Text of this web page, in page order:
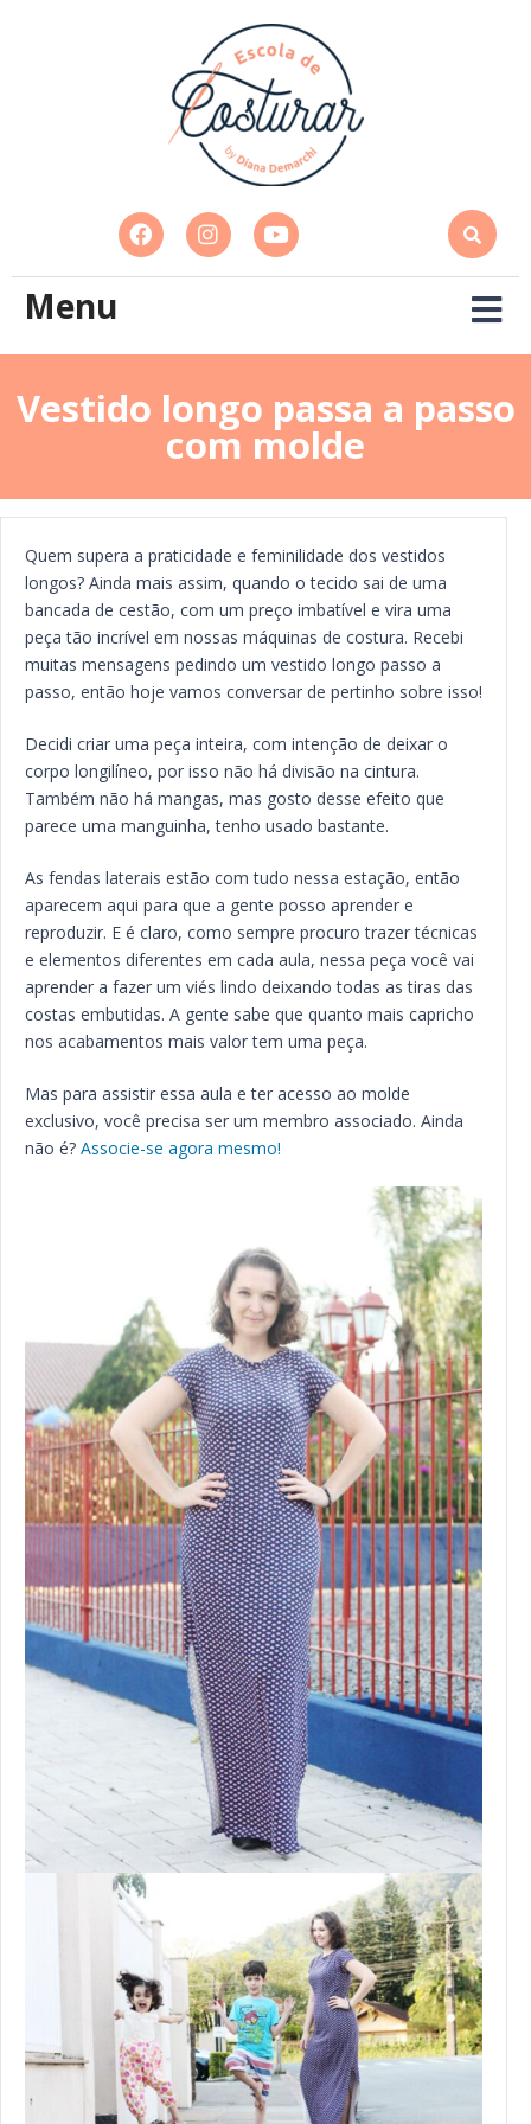
Menu
Vestido longo passa a passo
com molde
Quem supera a praticidade e feminilidade dos vestidos
longos? Ainda mais assim, quando o tecido sai de uma
bancada de cestão, com um preço imbatível e vira uma
peça tão incrível em nossas máquinas de costura. Recebi
muitas mensagens pedindo um vestido longo passo a
passo, então hoje vamos conversar de pertinho sobre isso!
Decidi criar uma peça inteira, com intenção de deixar o
corpo longilíneo, por isso não há divisão na cintura.
Também não há mangas, mas gosto desse efeito que
parece uma manguinha, tenho usado bastante.
As fendas laterais estão com tudo nessa estação, então
aparecem aqui para que a gente posso aprender e
reproduzir. E é claro, como sempre procuro trazer técnicas
e elementos diferentes em cada aula, nessa peça você vai
aprender a fazer um viés lindo deixando todas as tiras das
costas embutidas. A gente sabe que quanto mais capricho
nos acabamentos mais valor tem uma peça.
Mas para assistir essa aula e ter acesso ao molde
exclusivo, você precisa ser um membro associado. Ainda
não é? Associe-se agora mesmo!